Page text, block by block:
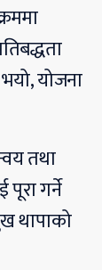
योजना
तथा
गर्ने
थापाको